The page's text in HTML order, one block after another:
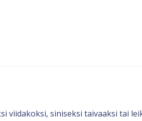
viidakoksi, siniseksi taivaaksi tai